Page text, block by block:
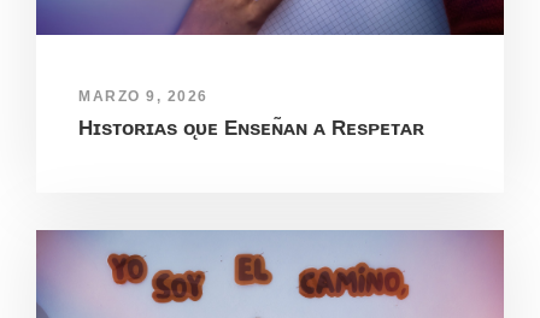
MARZO 9, 2026
Hɪsᴛᴏʀɪᴀs ᴏ̨ᴜᴇ Eɴsᴇɴ̃ᴀɴ ᴀ Rᴇsᴘᴇᴛᴀʀ